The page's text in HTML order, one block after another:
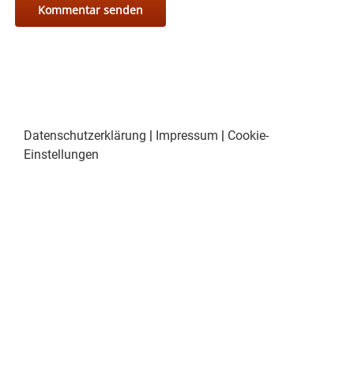
Datenschutzerklärung Impressum
Cookie-
Einstellungen